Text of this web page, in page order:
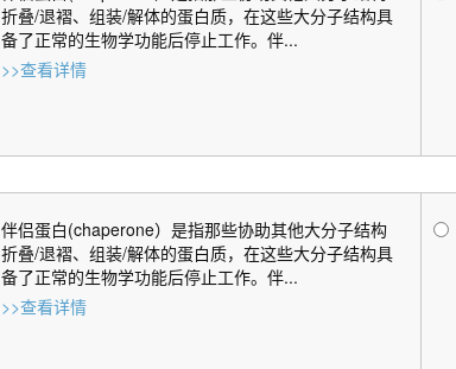
折叠/退褶、组装/解体的蛋白质，在这些大分子结构具
备了正常的生物学功能后停止工作。伴...
>>查看详情
伴侣蛋白(chaperone）是指那些协助其他大分子结构
折叠/退褶、组装/解体的蛋白质，在这些大分子结构具
备了正常的生物学功能后停止工作。伴...
>>查看详情